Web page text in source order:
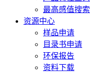
最高感值搜索
资源中心
样品申请
目录书申请
环保报告
资料下载